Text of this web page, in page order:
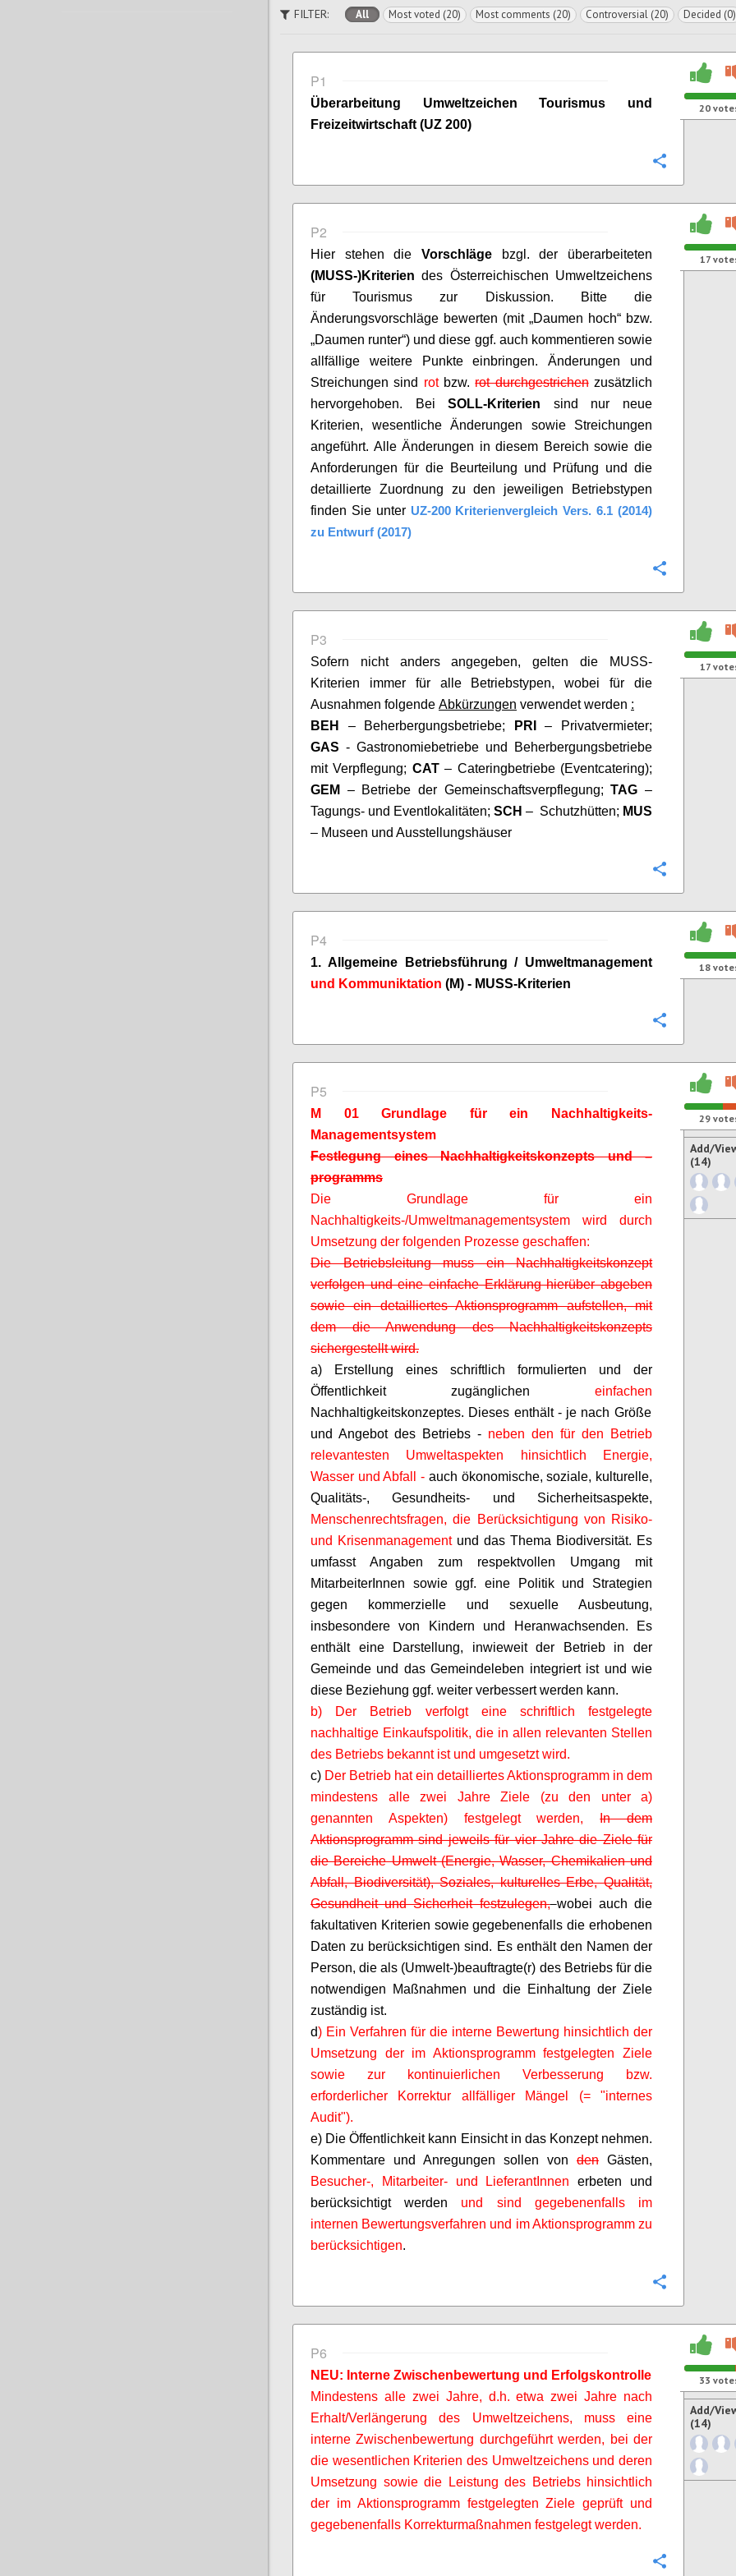
FILTER: All Most voted (20) Most comments (20) Controversial (20) Decided (0)
P1
Überarbeitung Umweltzeichen Tourismus und
Freizeitwirtschaft (UZ 200)
20
P2
Hier stehen die Vorschläge bzgl. der überarbeiteten
(MUSS-)Kriteriendes Österreichischen Umweltzeichens
für Tourismus zur Diskussion.
Bitte die
Änderungsvorschläge bewerten (mit „Daumen hoch“ bzw.
„Daumen runter“) und diese ggf. auch kommentieren sowie
allfällige weitere Punkte einbringen. Änderungen und
Streichungen sind rot bzw.rot durchgestrichenzusätzlich
hervorgehoben. BeiSOLL-Kriterien sind nur neue
Kriterien, wesentliche Änderungen sowie Streichungen
angeführt. Alle Änderungen in diesem Bereich sowie die
Anforderungen für die Beurteilung und Prüfung und die
detaillierte Zuordnung zu den jeweiligen Betriebstypen
finden Sie unter UZ-200 Kriterienvergleich Vers. 6.1 (2014)
zu Entwurf (2017)
17
P3
Sofern nicht anders angegeben, gelten die MUSS-
Kriterien immer für alle Betriebstypen, wobei für die
Ausnahmen folgende Abkürzungen verwendet werden :
BEH – Beherbergungsbetriebe; PRI– Privatvermieter;
GAS - Gastronomiebetriebe und Beherbergungsbetriebe
mit Verpflegung; CAT– Cateringbetriebe (Eventcatering);
GEM – Betriebe der Gemeinschaftsverpflegung;TAG–
Tagungs- und Eventlokalitäten; SCH – Schutzhütten; MUS
– Museen und Ausstellungshäuser
17
P4
1. Allgemeine Betriebsführung / Umweltmanagement
und Kommuniktation (M) - MUSS-Kriterien
18
P5
M 01 Grundlage für ein Nachhaltigkeits-
Managementsystem
Festlegung eines Nachhaltigkeitskonzepts und–
programms
Die Grundlage für ein
Nachhaltigkeits-/Umweltmanagementsystem wird durch
Umsetzung der folgenden Prozesse geschaffen:
Die Betriebsleitung muss ein Nachhaltigkeitskonzept
verfolgen und eine einfache Erklärung hierüber abgeben
sowie ein detailliertes Aktionsprogramm aufstellen, mit
dem die Anwendung des Nachhaltigkeitskonzepts
sichergestellt wird.
a) Erstellung eines schriftlich formulierten und der
Öffentlichkeit zugänglichen einfachen
Nachhaltigkeitskonzeptes. Dieses enthält - je nach Größe
und Angebot des Betriebs - neben den für den Betrieb
relevantesten Umweltaspekten hinsichtlich Energie,
Wasser und Abfall - auch ökonomische, soziale, kulturelle,
Qualitäts-, Gesundheits- und Sicherheitsaspekte,
Menschenrechtsfragen, die Berücksichtigung von Risiko-
und Krisenmanagement und das Thema Biodiversität. Es
umfasst Angaben zum respektvollen Umgang mit
MitarbeiterInnen sowie ggf. eine Politik und Strategien
gegen kommerzielle und sexuelle Ausbeutung,
insbesondere von Kindern und Heranwachsenden. Es
enthält eine Darstellung, inwieweit der Betrieb in der
Gemeinde und das Gemeindeleben integriert ist und wie
diese Beziehung ggf. weiter verbessert werden kann.
b) Der Betrieb verfolgt eine schriftlich festgelegte
nachhaltige Einkaufspolitik, die in allen relevanten Stellen
des Betriebs bekannt ist und umgesetzt wird.
c) Der Betrieb hat ein detailliertes Aktionsprogramm in dem
mindestens alle zwei Jahre Ziele (zu den unter a)
genannten Aspekten) festgelegt werden,In dem
Aktionsprogramm sind jeweils für vier Jahre die Ziele für
die Bereiche Umwelt (Energie, Wasser, Chemikalien und
Abfall, Biodiversität), Soziales, kulturelles Erbe, Qualität,
Gesundheit und Sicherheit festzulegen, wobei auch die
fakultativen Kriterien sowie gegebenenfalls die erhobenen
Daten zu berücksichtigen sind. Es enthält den Namen der
Person, die als (Umwelt-)beauftragte(r) des Betriebs für die
notwendigen Maßnahmen und die Einhaltung der Ziele
zuständig ist.
d) Ein Verfahren für die interne Bewertung hinsichtlich der
Umsetzung der im Aktionsprogramm festgelegten Ziele
sowie zur kontinuierlichen Verbesserung bzw.
erforderlicher Korrektur allfälliger Mängel (= "internes
Audit").
e) Die Öffentlichkeit kann Einsicht in das Konzept nehmen.
Kommentare und Anregungen sollen von den Gästen,
Besucher-,
Mitarbeiter- und LieferantInnen
erbeten und
berücksichtigt werden und sind gegebenenfalls im
internen Bewertungsverfahren und im Aktionsprogramm zu
berücksichtigen.
29
Add/
(14)
P6
NEU: Interne Zwischenbewertung und Erfolgskontrolle
Mindestens alle zwei Jahre, d.h. etwa zwei Jahre nach
Erhalt/Verlängerung des Umweltzeichens, muss eine
interne Zwischenbewertung durchgeführt werden, bei der
die wesentlichen Kriterien des Umweltzeichens und deren
Umsetzung sowie die Leistung des Betriebs hinsichtlich
der im Aktionsprogramm festgelegten Ziele geprüft und
gegebenenfalls Korrekturmaßnahmen festgelegt werden.
33
Add/
(14)